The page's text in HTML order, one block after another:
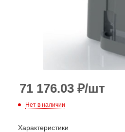
71 176.03 ₽/шт
Нет в наличии
Характеристики